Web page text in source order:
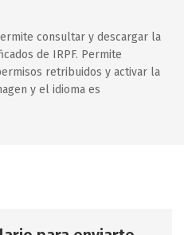
consultar y descargar la
de IRPF. Permite
retribuidos y activar la
y el idioma es